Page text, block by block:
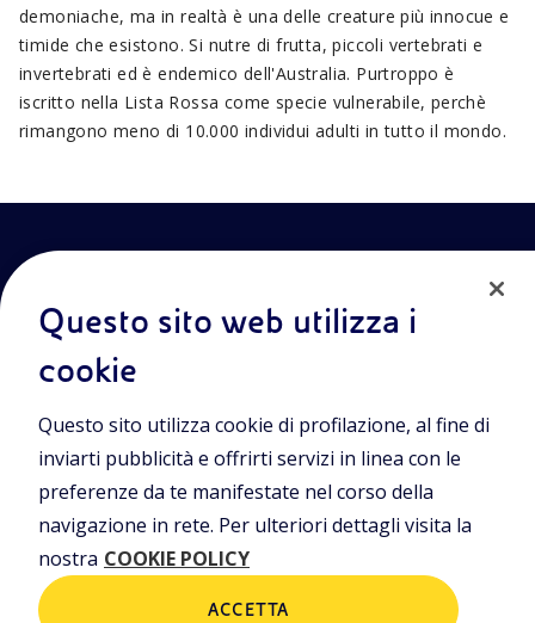
demoniache, ma in realtà è una delle creature più innocue e
timide che esistono. Si nutre di frutta, piccoli vertebrati e
invertebrati ed è endemico dell'Australia. Purtroppo è
iscritto nella Lista Rossa come specie vulnerabile, perchè
rimangono meno di 10.000 individui adulti in tutto il mondo.
Entra nel mondo Eniscuola.Scopri gli strumenti e le
metodologie innovative per la didattica e naviga tra contenuti
multimediali, lezioni digitali e approfondimenti sui grandi temi
di attualità. Eniscuola è una iniziativa di Eni.
POLICIES
Termini e condizioni
Questo sito web utilizza i
cookie
Questo sito utilizza cookie di profilazione, al fine di
inviarti pubblicità e offrirti servizi in linea con le
preferenze da te manifestate nel corso della
navigazione in rete. Per ulteriori dettagli visita la
nostra COOKIE POLICY
ACCETTA